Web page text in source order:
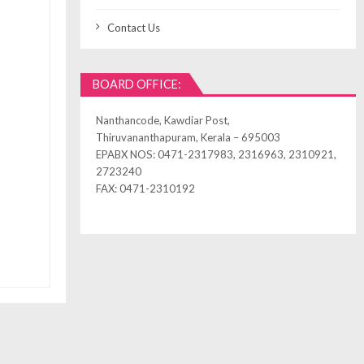
Contact Us
BOARD OFFICE:
Nanthancode, Kawdiar Post,
Thiruvananthapuram, Kerala – 695003
EPABX NOS: 0471-2317983, 2316963, 2310921,
2723240
FAX: 0471-2310192